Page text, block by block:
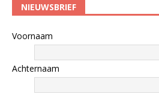
NIEUWSBRIEF
Voornaam
Achternaam